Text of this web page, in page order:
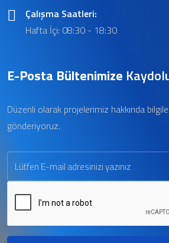
Çalışma Saatleri:
Hafta İçi: 08:30 - 18:30
E-Posta Bültenimize
Düzenli olarak projelerimiz hakkında
gönderiyoruz.